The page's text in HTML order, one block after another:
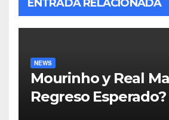
ENTRADA RELACIONADA
NEWS
Mourinho y Real
Regreso Esperado?